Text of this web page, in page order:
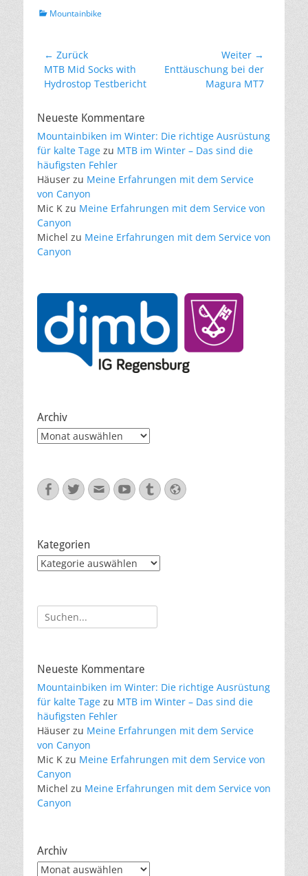
Kategorien
Mountainbike
Beitragsnavigation
← Zurück
Vorheriger
Beitrag:
MTB Mid Socks with
Hydrostop Testbericht
Weiter →
Nächster
Enttäuschung bei der
Magura MT7
Neueste Kommentare
Mountainbiken im Winter: Die richtige Ausrüstung
für kalte Tage zu MTB im Winter – Das sind die
häufigsten Fehler
Häuser zu Meine Erfahrungen mit dem Service
von Canyon
Mic K zu Meine Erfahrungen mit dem Service von
Canyon
Michel zu Meine Erfahrungen mit dem Service von
Canyon
Archiv
Archiv
Facebook
Twitter
E-
Mail
YouTube
TumblrWebsite
Kategorien
Kategorien
Suche
nach:
Neueste Kommentare
Mountainbiken im Winter: Die richtige Ausrüstung
für kalte Tage zu MTB im Winter – Das sind die
häufigsten Fehler
Häuser zu Meine Erfahrungen mit dem Service
von Canyon
Mic K zu Meine Erfahrungen mit dem Service von
Canyon
Michel zu Meine Erfahrungen mit dem Service von
Canyon
Archiv
Archiv